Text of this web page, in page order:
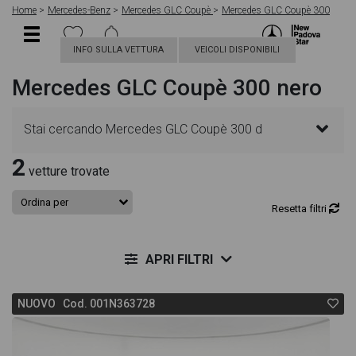
Home Mercedes-Benz Mercedes GLC Coupè Mercedes GLC Coupè 300
INFO SULLA VETTURA VEICOLI DISPONIBILI
Mercedes GLC Coupè 300 nero
Stai cercando Mercedes GLC Coupè 300 d
Premium 4matic auto? In questa pagina troverai le
migliori offerte per acquistare un veicolo Mercedes
quella più adatta alle tue necessità, sono presenti
2 vetture trovate
Resetta filtri
APRI FILTRI
NUOVO Cod. 001N363728